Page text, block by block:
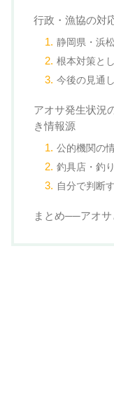
行政・漁協の対
静岡県・浜
根本対策と
今後の見通
アオサ発生状況
き情報源
公的機関の
釣具店・釣
自分で判断
まとめ──アオ